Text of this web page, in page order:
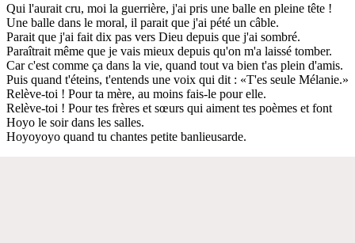
Qui l'aurait cru, moi la guerrière, j'ai pris une balle en pleine tête !
Une balle dans le moral, il parait que j'ai pété un câble.
Parait que j'ai fait dix pas vers Dieu depuis que j'ai sombré.
Paraîtrait même que je vais mieux depuis qu'on m'a laissé tomber.
Car c'est comme ça dans la vie, quand tout va bien t'as plein d'amis.
Puis quand t'éteins, t'entends une voix qui dit : «T'es seule Mélanie.»
Relève-toi ! Pour ta mère, au moins fais-le pour elle.
Relève-toi ! Pour tes frères et sœurs qui aiment tes poèmes et font
Hoyo le soir dans les salles.
Hoyoyoyo quand tu chantes petite banlieusarde.